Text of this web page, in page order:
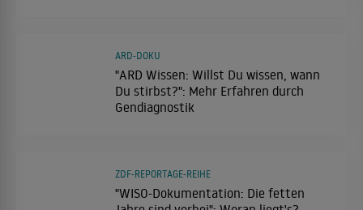
"ARD Wissen: Willst Du wissen, wann
Du stirbst?": Mehr Erfahren durch
Gendiagnostik
ARD-DOKU
"WISO-Dokumentation: Die fetten
ZDF-REPORTAGE-REIHE